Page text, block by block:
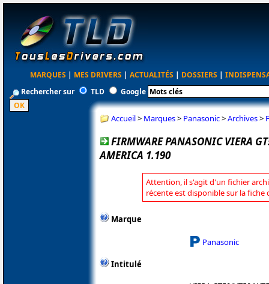
MARQUES | MES DRIVERS | ACTUALITÉS | DOSSIERS |
Rechercher sur
TLD Google
Accueil> Marques> Panasonic>Archives>
FIRMWARE PANASONIC VIERA
AMERICA 1.190
Attention, il s'agit d'un fichier
récente est disponible sur la fiche
Marque
Panasonic
Intitulé